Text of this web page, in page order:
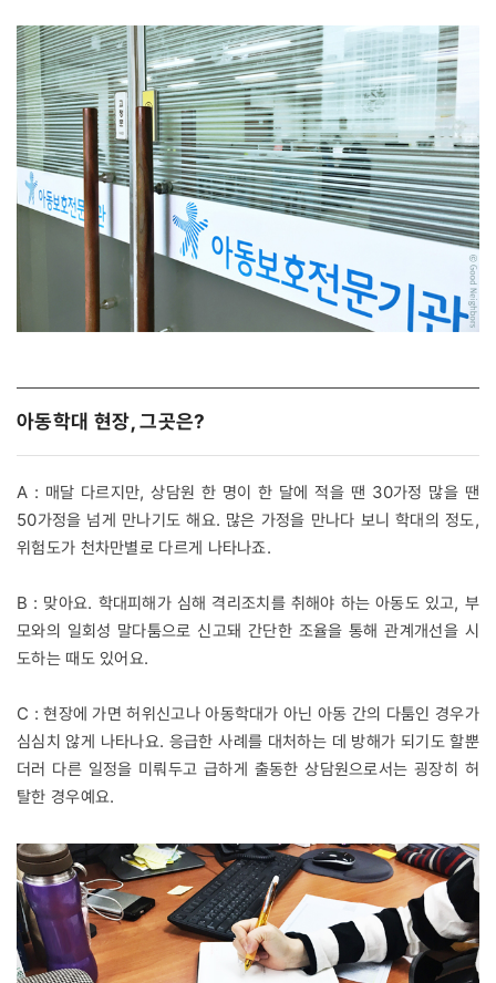
아동학대 현장, 그곳은?
A : 매달 다르지만, 상담원 한 명이 한 달에 적을 땐 30가정 많을 땐
50가정을 넘게 만나기도 해요. 많은 가정을 만나다 보니 학대의 정도,
위험도가 천차만별로 다르게 나타나죠.
B : 맞아요. 학대피해가 심해 격리조치를 취해야 하는 아동도 있고, 부
모와의 일회성 말다툼으로 신고돼 간단한 조율을 통해 관계개선을 시
도하는 때도 있어요.
C : 현장에 가면 허위신고나 아동학대가 아닌 아동 간의 다툼인 경우가
심심치 않게 나타나요. 응급한 사례를 대처하는 데 방해가 되기도 할뿐
더러 다른 일정을 미뤄두고 급하게 출동한 상담원으로서는 굉장히 허
탈한 경우예요.